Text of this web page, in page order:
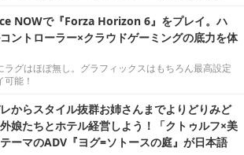
NOWで『Forza Horizon 6』をプレイ。ハ
ントローラー×クラウドゲーミングの底力を体
ラグはほぼ無し。グラフィックスはもちろん最高設定
可能！
からスタイル抜群お姉さんまでよりどりみど
娘たちとホテル経営しよう！「クトゥルフ×美
ーマのADV『ヨグ=ソトースの庭』が日本語